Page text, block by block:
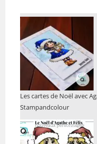
Les cartes de Noël avec
Stampandcolour